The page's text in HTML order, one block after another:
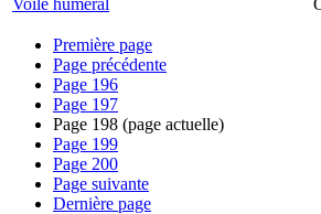
Voile huméral
Première page
Page précédente
Page 196
Page 197
Page 198 (page actuelle)
Page 199
Page 200
Page suivante
Dernière page